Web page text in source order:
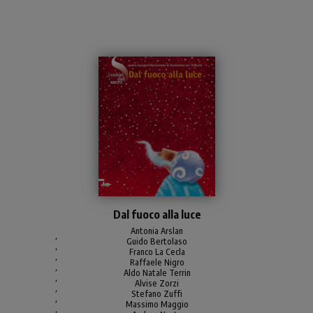
edizione de «I colori del
Sacro» è: «Dal fuoco alla
luce». Il volume,
interamente illustrato,
raccoglie le illustrazioni
presenti in mostra,
arricchite da una scheda
Dal fuoco alla luce
Antonia Arslan
,
Guido Bertolaso
,
Franco La Cecla
,
Raffaele Nigro
,
Aldo Natale Terrin
,
Alvise Zorzi
,
Stefano Zuffi
,
Massimo Maggio
,